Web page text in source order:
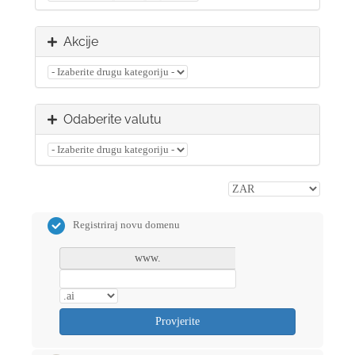
Akcije
Odaberite valutu
Registriraj novu domenu
www.
Provjerite